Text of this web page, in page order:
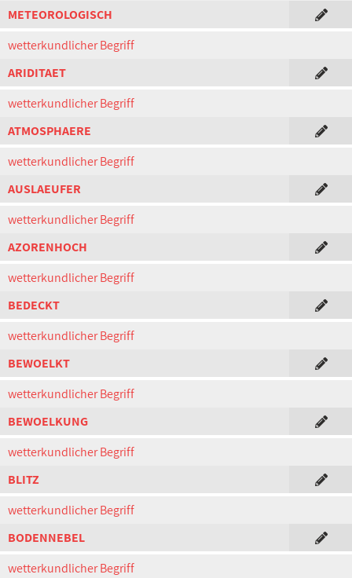
METEOROLOGISCH
wetterkundlicher Begriff
ARIDITAET
wetterkundlicher Begriff
ATMOSPHAERE
wetterkundlicher Begriff
AUSLAEUFER
wetterkundlicher Begriff
AZORENHOCH
wetterkundlicher Begriff
BEDECKT
wetterkundlicher Begriff
BEWOELKT
wetterkundlicher Begriff
BEWOELKUNG
wetterkundlicher Begriff
BLITZ
wetterkundlicher Begriff
BODENNEBEL
wetterkundlicher Begriff